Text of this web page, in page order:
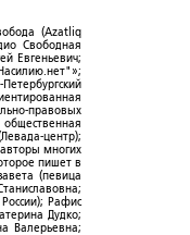
(Azatliq
Свободная
Евгеньевич;
правовых
центр);
многих
пишет в
(певица
Рафис
Дудко;
Валерьевна;